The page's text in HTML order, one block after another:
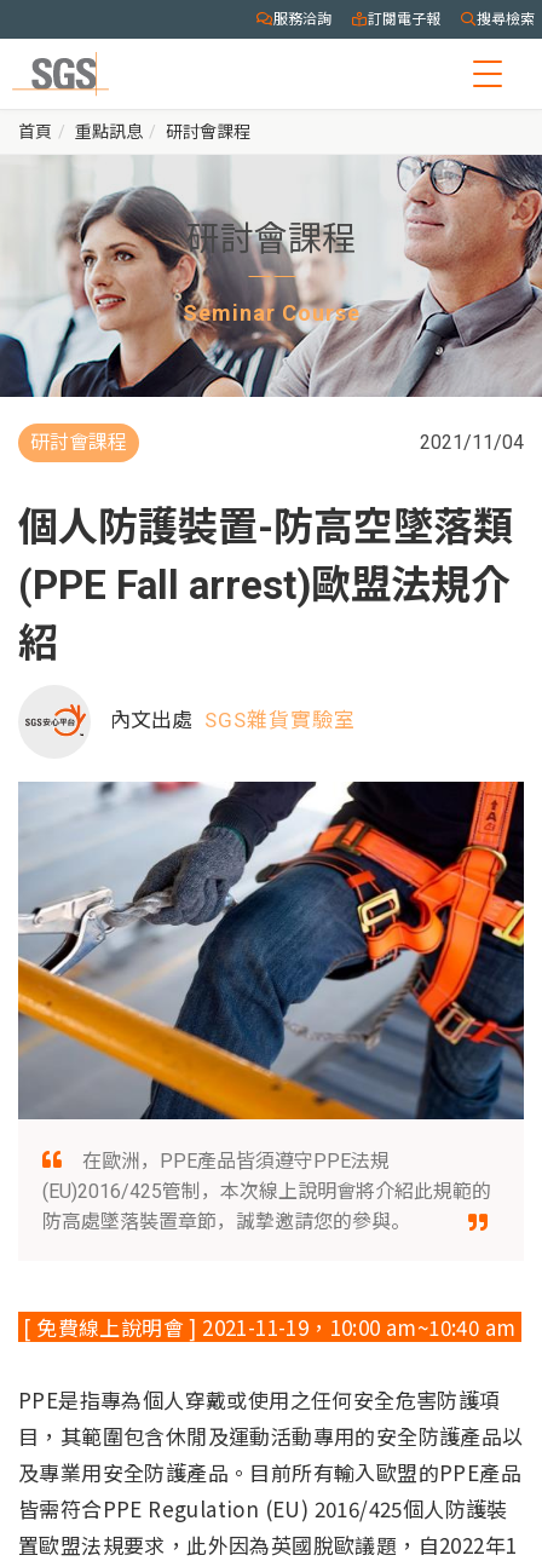
服務洽詢 訂閱電子報 搜尋檢索
首頁 重點訊息 研討會課程
研討會課程
Seminar Course
研討會課程 2021/11/04
個人防護裝置-防高空墜落類
(PPE Fall arrest)歐盟法規介
紹
內文出處 SGS雜貨實驗室
在歐洲，PPE產品皆須遵守PPE法規
(EU)2016/425管制，本次線上說明會將介紹此規範的
防高處墜落裝置章節，誠摯邀請您的參與。
[ 免費線上說明會 ] 2021-11-19，10:00 am~10:40 am
PPE是指專為個人穿戴或使用之任何安全危害防護項
目，其範圍包含休閒及運動活動專用的安全防護產品以
及專業用安全防護產品。目前所有輸入歐盟的PPE產品
皆需符合PPE Regulation (EU) 2016/425個人防護裝
置歐盟法規要求，此外因為英國脫歐議題，自2022年1